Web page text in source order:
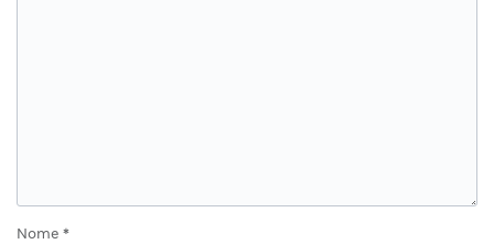
Nome *